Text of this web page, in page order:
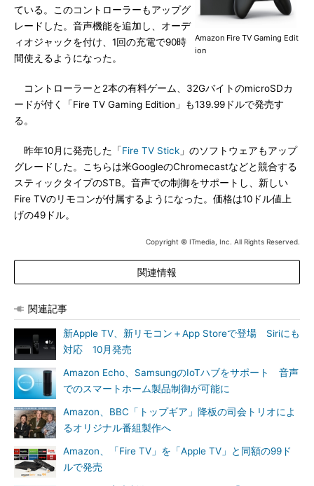
Amazon Fire TV Gaming Edit
ion
ている。このコントローラーもアップグ
レードした。音声機能を追加し、オーデ
ィオジャックを付け、1回の充電で90時
間使えるようになった。
コントローラーと2本の有料ゲーム、32GバイトのmicroSDカ
ードが付く「Fire TV Gaming Edition」も139.99ドルで発売す
る。
昨年10月に発売した「Fire TV Stick 」のソフトウェアもアップ
グレードした。こちらは米GoogleのChromecastなどと競合する
スティックタイプのSTB。音声での制御をサポートし、新しい
Fire TVのリモコンが付属するようになった。価格は10ドル値上
げの49ドル。
Copyright © ITmedia, Inc. All Rights Reserved.
関連情報
関連記事
新Apple TV、新リモコン＋App Storeで登場 Siriにも
対応 10月発売
Amazon Echo、SamsungのIoTハブをサポート 音声
でのスマートホーム製品制御が可能に
Amazon、BBC「トップギア」降板の司会トリオによ
るオリジナル番組製作へ
Amazon、「Fire TV」を「Apple TV」と同額の99ド
ルで発売